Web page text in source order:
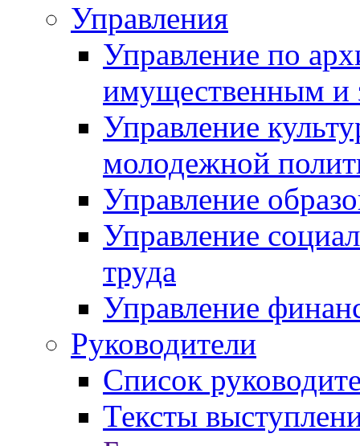
Управления
Управление по
имущественным и
Управление
молодежной
Управление
Управление
труда
Управление
Руководители
Список
Тексты